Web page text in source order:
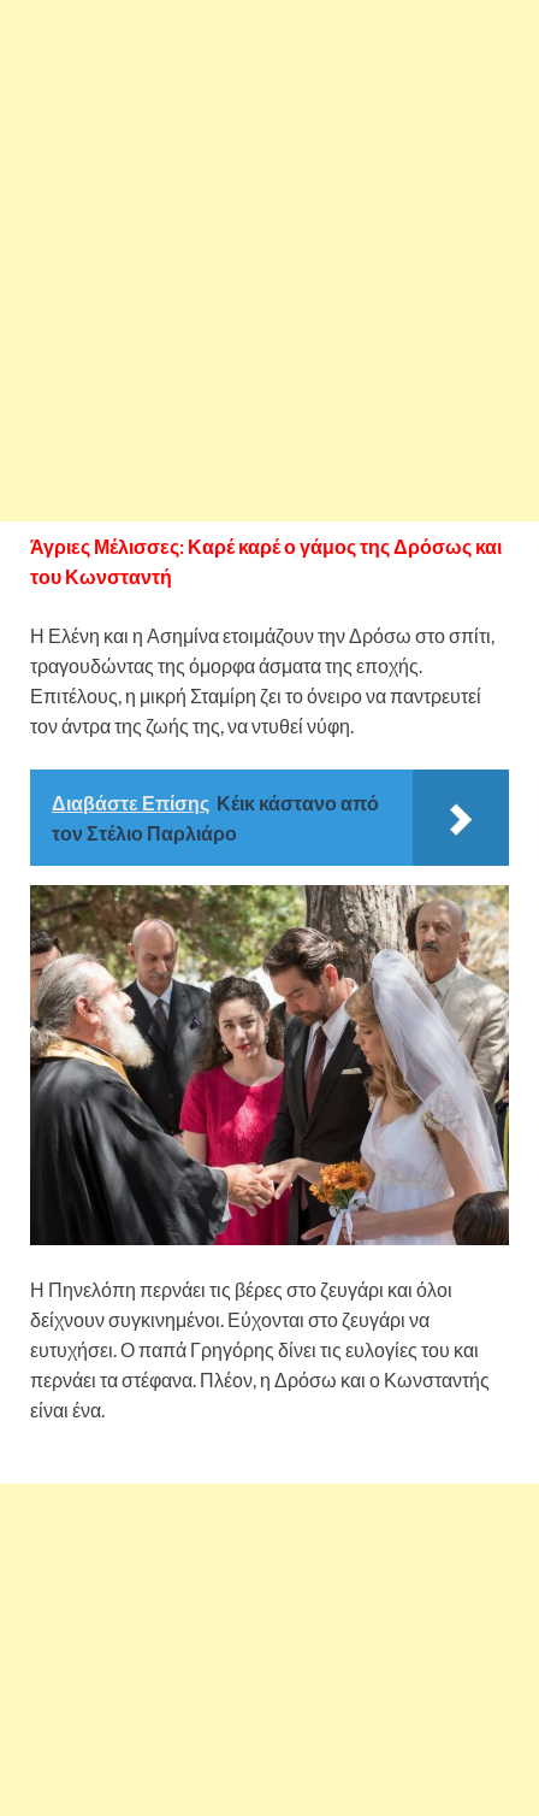
Άγριες Μέλισσες: Καρέ καρέ ο γάμος της Δρόσως και
του Κωνσταντή
Η Ελένη και η Ασημίνα ετοιμάζουν την Δρόσω στο σπίτι,
τραγουδώντας της όμορφα άσματα της εποχής.
Επιτέλους, η μικρή Σταμίρη ζει το όνειρο να παντρευτεί
τον άντρα της ζωής της, να ντυθεί νύφη.
Διαβάστε Επίσης Κέικ κάστανο από
τον Στέλιο Παρλιάρο
Η Πηνελόπη περνάει τις βέρες στο ζευγάρι και όλοι
δείχνουν συγκινημένοι. Εύχονται στο ζευγάρι να
ευτυχήσει. Ο παπά Γρηγόρης δίνει τις ευλογίες του και
περνάει τα στέφανα. Πλέον, η Δρόσω και ο Κωνσταντής
είναι ένα.